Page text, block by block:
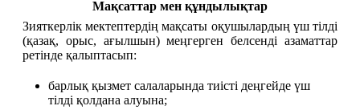
Мақсаттар мен құндылықтар
Зияткерлік мектептердің мақсаты оқушылардың үш тілді
(қазақ, орыс, ағылшын) меңгерген белсенді азаматтар
ретінде қалыптасып:
барлық қызмет салаларында тиісті деңгейде үш
тілді қолдана алуына;